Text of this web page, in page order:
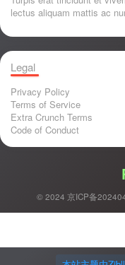
lectus aliquam mattis ac
Legal
Privacy Policy
Terms of Service
Extra Crunch Terms
Code of Conduct
© 2024 京ICP备